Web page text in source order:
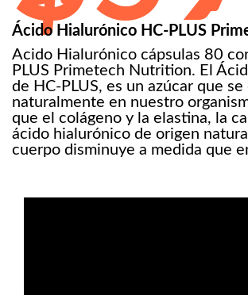
Ácido Hialurónico HC-PLUS
Acido Hialurónico cápsulas 80
PLUS Primetech Nutrition. El
de HC-PLUS, es un azúcar que
naturalmente en nuestro
que el colágeno y la elastina, la
ácido hialurónico de origen
cuerpo disminuye a medida que